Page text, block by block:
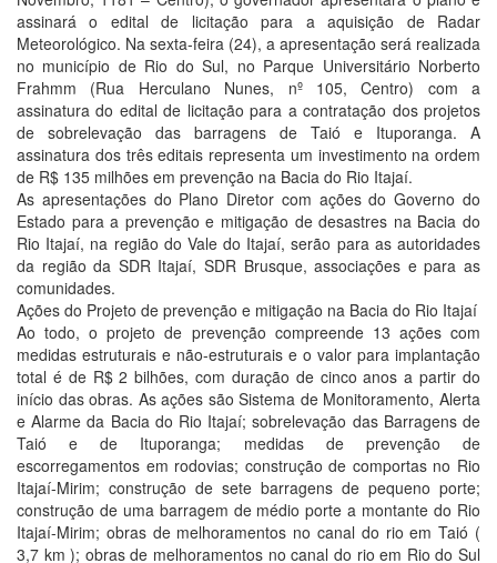
assinará o edital de licitação para a aquisição de Radar
Meteorológico. Na sexta-feira (24), a apresentação será realizada
no município de Rio do Sul, no Parque Universitário Norberto
Frahmm (Rua Herculano Nunes, nº 105, Centro) com a
assinatura do edital de licitação para a contratação dos projetos
de sobrelevação das barragens de Taió e Ituporanga. A
assinatura dos três editais representa um investimento na ordem
de R$ 135 milhões em prevenção na Bacia do Rio Itajaí.
As apresentações do Plano Diretor com ações do Governo do
Estado para a prevenção e mitigação de desastres na Bacia do
Rio Itajaí, na região do Vale do Itajaí, serão para as autoridades
da região da SDR Itajaí, SDR Brusque, associações e para as
comunidades.
Ações do Projeto de prevenção e mitigação na Bacia do Rio Itajaí
Ao todo, o projeto de prevenção compreende 13 ações com
medidas estruturais e não-estruturais e o valor para implantação
total é de R$ 2 bilhões, com duração de cinco anos a partir do
início das obras. As ações são Sistema de Monitoramento, Alerta
e Alarme da Bacia do Rio Itajaí; sobrelevação das Barragens de
Taió e de Ituporanga; medidas de prevenção de
escorregamentos em rodovias; construção de comportas no Rio
Itajaí-Mirim; construção de sete barragens de pequeno porte;
construção de uma barragem de médio porte a montante do Rio
Itajaí-Mirim; obras de melhoramentos no canal do rio em Taió (
3,7 km ); obras de melhoramentos no canal do rio em Rio do Sul